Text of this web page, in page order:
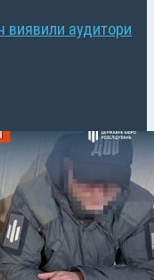
виявили аудитори